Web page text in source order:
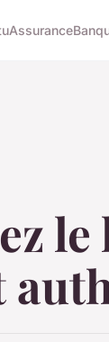
Assurance